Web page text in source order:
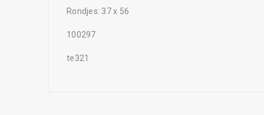
Rondjes: 37 x 56
100297
te321